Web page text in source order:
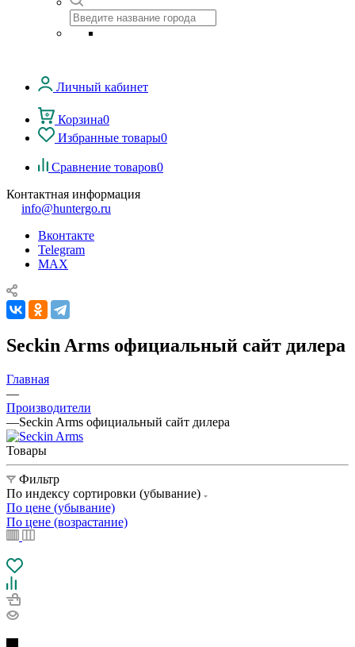
Личный кабинет
Корзина0
Избранные товары0
Сравнение товаров0
Контактная информация
info@huntergo.ru
Вконтакте
Telegram
MAX
Seckin Arms официальный сайт дилера
Главная
—
Производители
—Seckin Arms официальный сайт дилера
Товары
Фильтр
По индексу сортировки (убывание)
По цене (убывание)
По цене (возрастание)